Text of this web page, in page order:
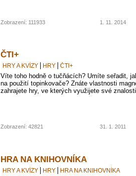
Zobrazení: 111933 1. 11. 2014
ČTI+
HRY A KVÍZY HRY ČTI+
Víte toho hodně o tučňácích? Umíte seřadit,
na použití topinkovače? Znáte vlastnosti
zahrajete hry, ve kterých využijete své
Zobrazení: 42821 31. 1. 2011
HRA NA KNIHOVNÍKA
HRY A KVÍZY HRY HRA NA KNIHOVNÍKA